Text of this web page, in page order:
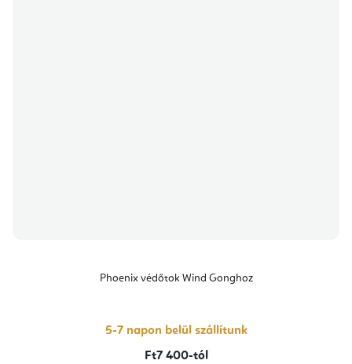
Phoenix védőtok Wind Gonghoz
5-7 napon belül szállítunk
Ft7 400-tól